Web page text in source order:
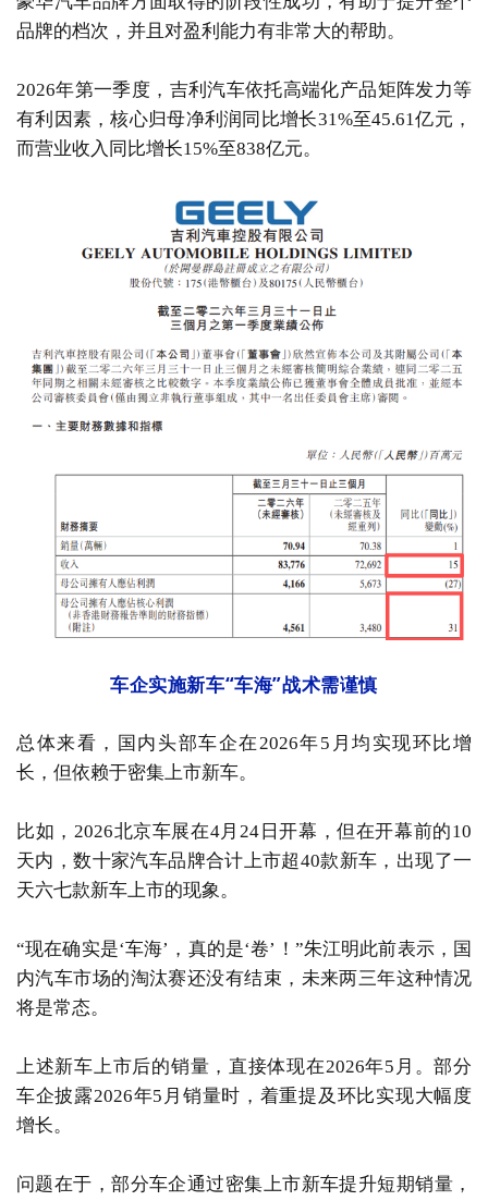
品牌的档次，并且对盈利能力有非常大的帮助。
2026年第一季度，吉利汽车依托高端化产品矩阵发力等
有利因素，核心归母净利润同比增长31%至45.61亿元，
而营业收入同比增长15%至838亿元。
车企实施新车“车海”战术需谨慎
总体来看，国内头部车企在2026年5月均实现环比增
长，但依赖于密集上市新车。
比如，2026北京车展在4月24日开幕，但在开幕前的10
天内，数十家汽车品牌合计上市超40款新车，出现了一
天六七款新车上市的现象。
“现在确实是‘车海’，真的是‘卷’！”朱江明此前表示，国
内汽车市场的淘汰赛还没有结束，未来两三年这种情况
将是常态。
上述新车上市后的销量，直接体现在2026年5月。部分
车企披露2026年5月销量时，着重提及环比实现大幅度
增长。
问题在于，部分车企通过密集上市新车提升短期销量，